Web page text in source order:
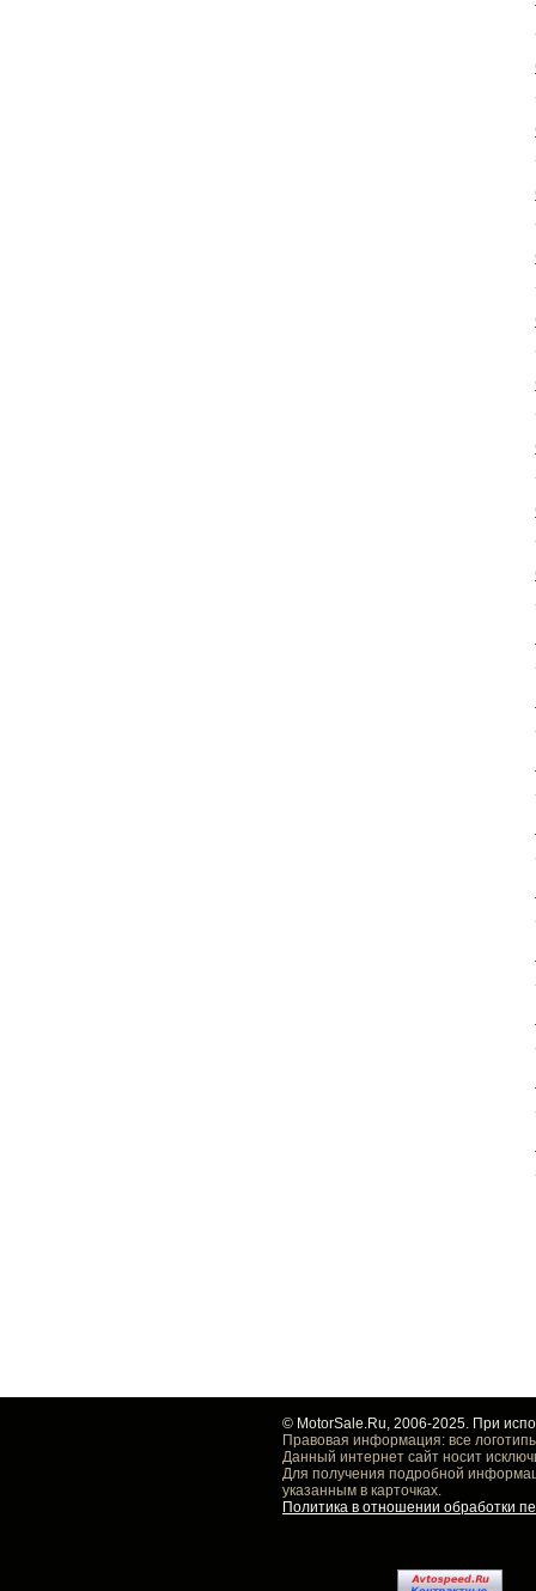
© MotorSale.Ru, 2006-2025. При
Правовая информация: все
Данный интернет сайт носит
Для получения подробной
указанным в карточках.
Политика в отношении обработки